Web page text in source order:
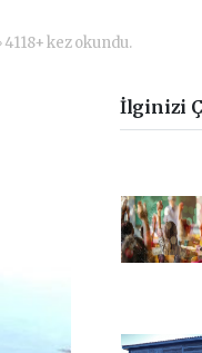
4118+ kez okundu.
İlginizi